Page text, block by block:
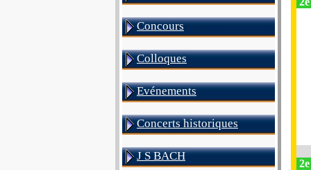
Concours
Colloques
Evénements
Concerts historiques
J S BACH